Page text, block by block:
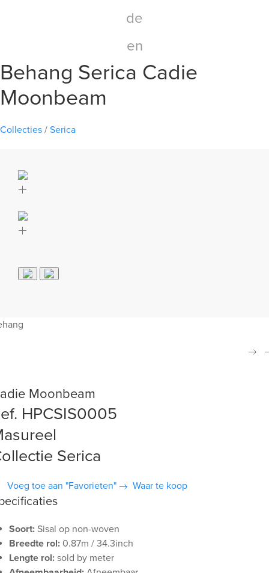
de
en
Behang Serica Cadie
Moonbeam
Collecties / Serica
Moonbeam
HPCSIS0005
Serica
Voeg toe aan "Favorieten" Waar te koop
Soort: Sisal op non-woven
Breedte rol: 0.87m / 34.3inch
Lengte rol: sold by meter